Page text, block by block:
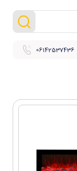
06142537436